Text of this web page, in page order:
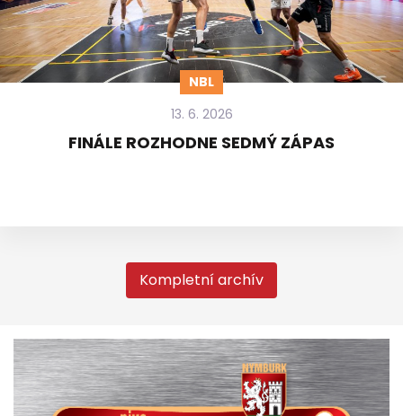
NBL
13. 6. 2026
FINÁLE ROZHODNE SEDMÝ ZÁPAS
Kompletní archív